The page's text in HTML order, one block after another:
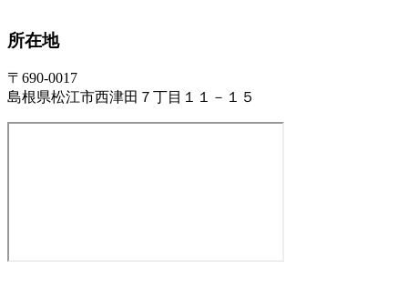
所在地
〒690-0017
島根県松江市西津田７丁目１１－１５